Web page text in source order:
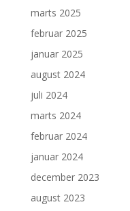
marts 2025
februar 2025
januar 2025
august 2024
juli 2024
marts 2024
februar 2024
januar 2024
december 2023
august 2023